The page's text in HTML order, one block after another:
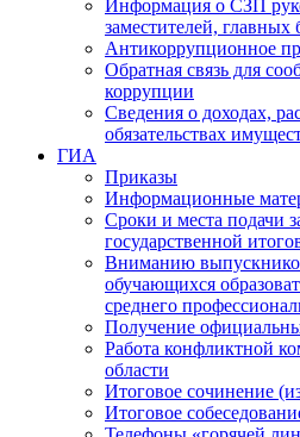
Информация о СЗП
заместителей, главных
Антикоррупционное
Обратная связь для
коррупции
Сведения о доходах,
обязательствах
ГИА
Приказы
Информационные
Сроки и места подачи
государственной
Вниманию
обучающихся
среднего
Получение
Работа конфликтной
области
Итоговое сочинение
Итоговое